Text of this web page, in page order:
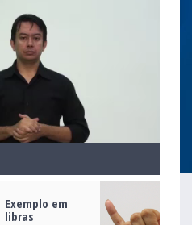
Exemplo em
libras